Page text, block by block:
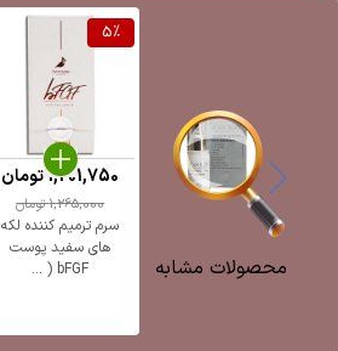
محصولات مشابه
5%
سرم ترمیم کننده لکه
های سفید پوست
bFGF ( ...
1,265,000تومان
1,201,750تومان